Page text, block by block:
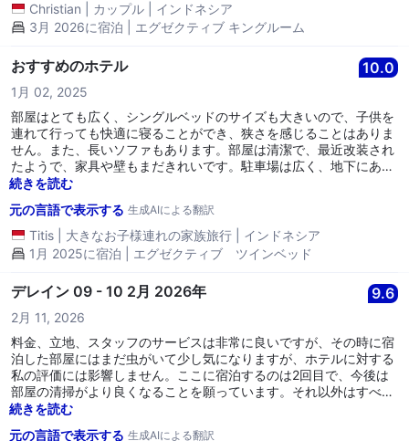
Christian カップル
インドネシア
3月 2026に宿泊 | エグゼクティブ キングルーム
おすすめのホテル 10.0
1月 02, 2025
部屋はとても広く、シングルベッドのサイズも大きいので、子供を
連れて行っても快適に寝ることができ、狭さを感じることはありま
せん。また、長いソファもあります。部屋は清潔で、最近改装され
たようで、家具や壁もまだきれいです。駐車場は広く、地下にあ
り、駐車料金は一泊20,000ルピアです。 欠点としては、バスルー
したが、使用後には臭いが消えます。お香を置いておくべきだと思
います。また、部屋は音を遮る設計ではなく、人が部屋の前を歩く
音が聞こえますが、頻繁に人が通るわけではないので、あまり気に
なりません。 ホテルの場所はブラガ通りに近く、ホテルの前には夜
になると屋台料理が並ぶので、レングコン小通りを歩きながら楽し
むことができます。 次回、バンドンに行くときはまたここに泊まり
ます。
続きを読む
元の言語で表示する 生成AIによる翻訳
Titis 大きなお子様連れの家族旅行
インドネシア
1月 2025に宿泊 | エグゼクティブ ツインベッド
デレイン 09 - 10 2月 2026年 9.6
2月 11, 2026
料金、立地、スタッフのサービスは非常に良いですが、その時に宿
泊した部屋にはまだ虫がいて少し気になりますが、ホテルに対する
私の評価には影響しません。ここに宿泊するのは2回目で、今後は
部屋の清掃がより良くなることを願っています。それ以外はすべて
とても良かったです。
続きを読む
元の言語で表示する 生成AIによる翻訳